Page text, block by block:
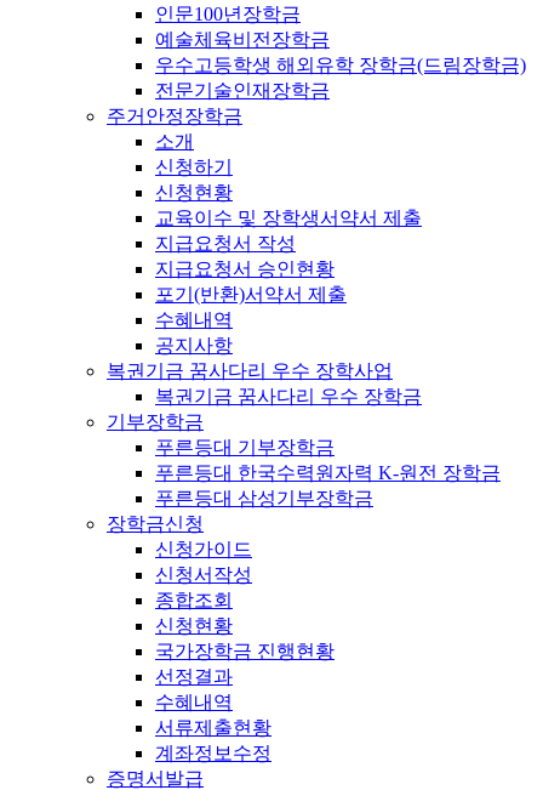
인문100년장학금
예술체육비전장학금
우수고등학생 해외유학 장학금(드림장학금)
전문기술인재장학금
주거안정장학금
소개
신청하기
신청현황
교육이수 및 장학생서약서 제출
지급요청서 작성
지급요청서 승인현황
포기(반환)서약서 제출
수혜내역
공지사항
복권기금 꿈사다리 우수 장학사업
복권기금 꿈사다리 우수 장학금
기부장학금
푸른등대 기부장학금
푸른등대 한국수력원자력 K-원전 장학금
푸른등대 삼성기부장학금
장학금신청
신청가이드
신청서작성
종합조회
신청현황
국가장학금 진행현황
선정결과
수혜내역
서류제출현황
계좌정보수정
증명서발급